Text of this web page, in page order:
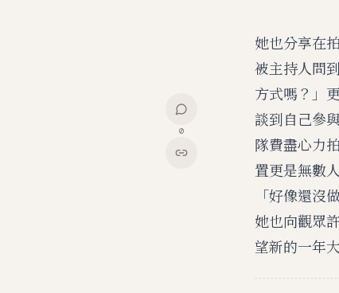
她也分享在
被主持人問
方式嗎？」
談到自己參
隊費盡心力
置更是無數
「好像還沒
她也向觀眾
望新的一年
0